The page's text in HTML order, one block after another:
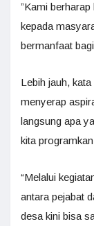
”Kami
kepada
bermanfaat
Lebih jauh,
menyerap
langsung apa
kita
“Melalui
antara pejabat
desa kini bisa